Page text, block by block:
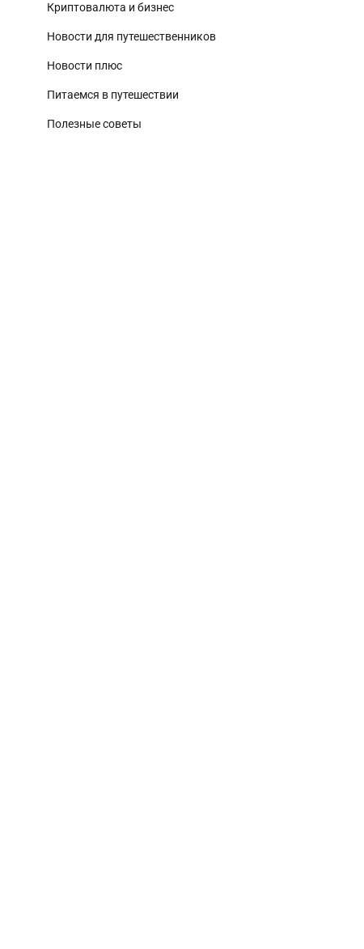
Криптовалюта и бизнес
Новости для путешественников
Новости плюс
Питаемся в путешествии
Полезные советы